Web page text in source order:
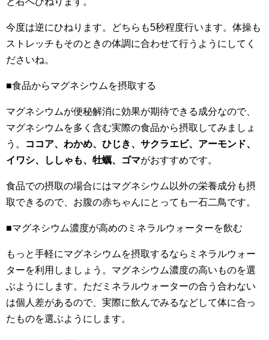
今度は逆にひねります。どちらも5秒程度行います。体操も
ストレッチもそのときの体調に合わせて行うようにしてく
ださいね。
■食品からマグネシウムを摂取する
マグネシウムが便秘解消に効果が期待できる成分なので、
マグネシウムを多く含む実際の食品から摂取してみましょ
う。
ココア、わかめ、ひじき、サクラエビ、アーモンド、
イワシ、ししゃも、牡蠣、ゴマがおすすめです。
食品での摂取の場合にはマグネシウム以外の栄養成分も摂
取できるので、お腹の赤ちゃんにとっても一石二鳥です。
■マグネシウム濃度が高めのミネラルウォーターを飲む
もっと手軽にマグネシウムを摂取するならミネラルウォー
ターを利用しましょう。マグネシウム濃度の高いものを選
ぶようにします。ただミネラルウォーターの合う合わない
は個人差があるので、実際に飲んでみるなどして体に合っ
たものを選ぶようにします。